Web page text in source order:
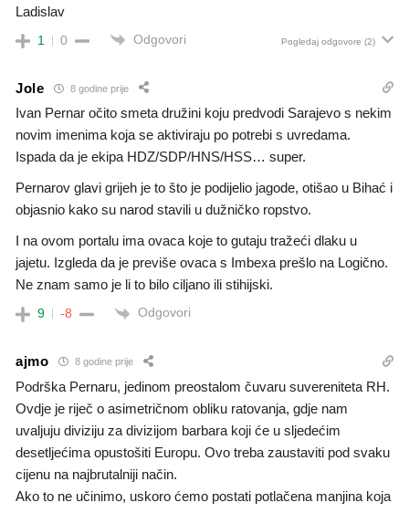
Ladislav
1 0 Odgovori Pogledaj odgovore (2)
Jole 8 godine prije
Ivan Pernar očito smeta družini koju predvodi Sarajevo s nekim
novim imenima koja se aktiviraju po potrebi s uvredama.
Ispada da je ekipa HDZ/SDP/HNS/HSS… super.
Pernarov glavi grijeh je to što je podijelio jagode, otišao u Bihać i
objasnio kako su narod stavili u dužničko ropstvo.
I na ovom portalu ima ovaca koje to gutaju tražeći dlaku u
jajetu. Izgleda da je previše ovaca s Imbexa prešlo na Logično.
Ne znam samo je li to bilo ciljano ili stihijski.
9 -8 Odgovori
ajmo 8 godine prije
Podrška Pernaru, jedinom preostalom čuvaru suvereniteta RH.
Ovdje je riječ o asimetričnom obliku ratovanja, gdje nam
uvaljuju diviziju za divizijom barbara koji će u sljedećim
desetljećima opustošiti Europu. Ovo treba zaustaviti pod svaku
cijenu na najbrutalniji način.
Ako to ne učinimo, uskoro ćemo postati potlačena manjina koja